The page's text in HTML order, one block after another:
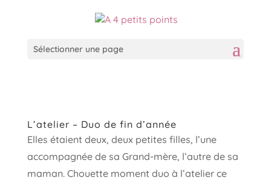
Sélectionner une page
L’atelier – Duo de fin d’année
Elles étaient deux, deux petites filles, l’une
accompagnée de sa Grand-mère, l’autre de sa
maman. Chouette moment duo à l’atelier ce